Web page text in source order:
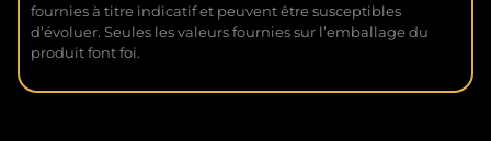
fournies à titre indicatif et peuvent être susceptibles
d’évoluer. Seules les valeurs fournies sur l’emballage du
produit font foi.